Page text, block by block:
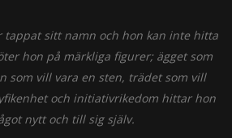
tappat sitt namn och hon kan inte hitta
hon på märkliga figurer; ägget som
som vill vara en sten, trädet som vill
och initiativrikedom hittar hon
nytt och till sig själv.